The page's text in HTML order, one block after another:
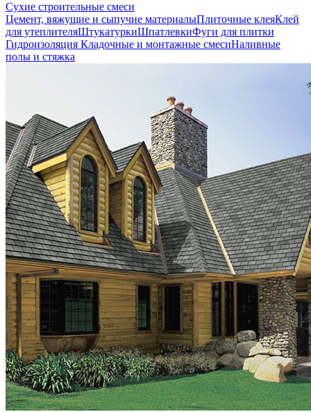
Сухие строительные смеси
Цемент, вяжущие и сыпучие материалыПлиточные клеяКлей
для утеплителяШтукатуркиШпатлевкиФуги для плитки
Гидроизоляция Кладочные и монтажные смесиНаливные
полы и стяжка